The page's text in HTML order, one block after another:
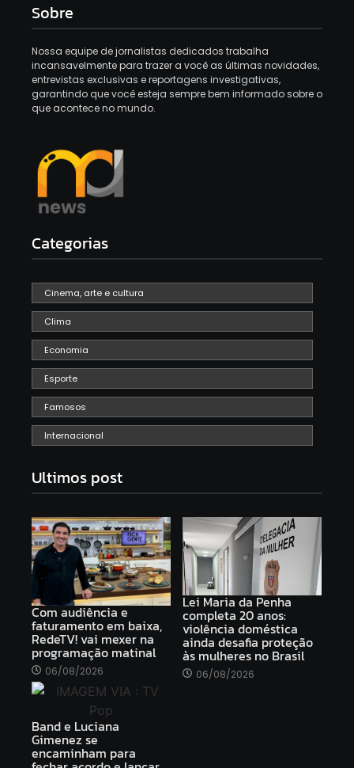
Sobre
Nossa equipe de jornalistas dedicados trabalha
incansavelmente para trazer a você as últimas novidades,
entrevistas exclusivas e reportagens investigativas,
garantindo que você esteja sempre bem informado sobre o
que acontece no mundo.
Categorias
Cinema, arte e cultura
Clima
Economia
Esporte
Famosos
Internacional
Ultimos post
Com audiência e
faturamento em baixa,
RedeTV! vai mexer na
programação matinal
06/08/2026
Lei Maria da Penha
completa 20 anos:
violência doméstica
ainda desafia proteção
às mulheres no Brasil
06/08/2026
Band e Luciana
Gimenez se
encaminham para